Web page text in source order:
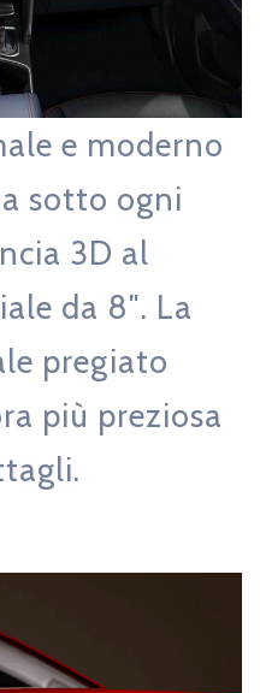
e moderno
sotto ogni
3D al
da 8″. La
pregiato
più preziosa